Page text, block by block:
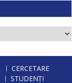
CERCETARE
STUDENȚI